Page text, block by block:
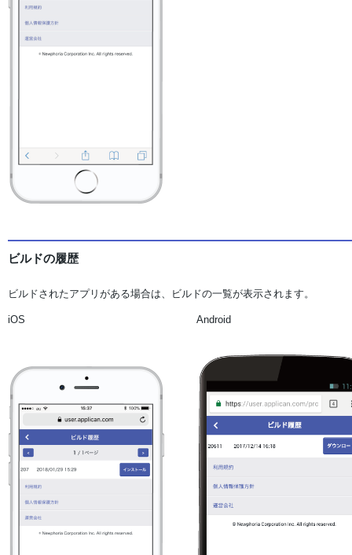
ビルドの履歴
ビルドされたアプリがある場合は、ビルドの一覧が表示されます。
iOS Android